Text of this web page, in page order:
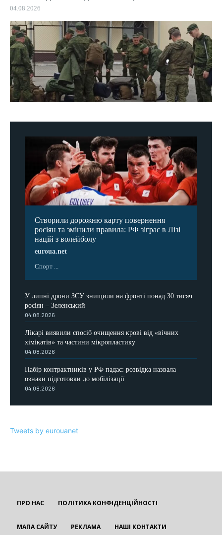
04.08.2026
Створили дорожню карту повернення
росіян та змінили правила: РФ зіграє в Лізі
націй з волейболу
euroua.net
Спорт ...
У липні дрони ЗСУ знищили на фронті понад 30 тисяч
росіян – Зеленський
04.08.2026
Лікарі виявили спосіб очищення крові від «вічних
хімікатів» та частини мікропластику
04.08.2026
Набір контрактників у РФ падає: розвідка назвала
ознаки підготовки до мобілізації
04.08.2026
Tweets by eurouanet
ПРО НАС ПОЛІТИКА КОНФІДЕНЦІЙНОСТІ
МАПА САЙТУ РЕКЛАМА НАШІ КОНТАКТИ